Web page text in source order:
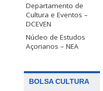
Departamento de
Cultura e Eventos –
DCEVEN
Núcleo de Estudos
Açorianos – NEA
BOLSA CULTURA